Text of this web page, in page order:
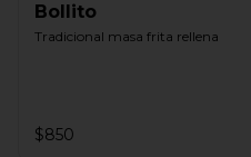
Bollito
Tradicional masa frita rellena
$850